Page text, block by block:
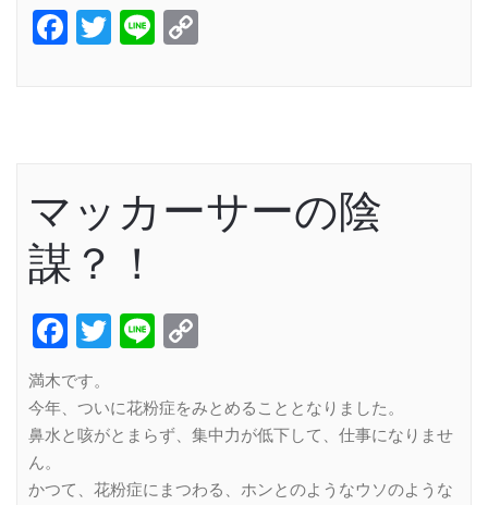
Facebook
Twitter
Line
マッカーサーの陰
謀？！
Facebook
Twitter
Line
満木です。
今年、ついに花粉症をみとめることとなりました。
鼻水と咳がとまらず、集中力が低下して、仕事になりませ
ん。
かつて、花粉症にまつわる、ホンとのようなウソのような